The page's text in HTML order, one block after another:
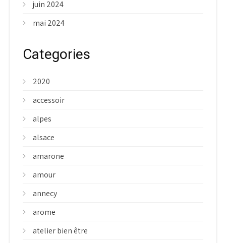
juin 2024
mai 2024
Categories
2020
accessoir
alpes
alsace
amarone
amour
annecy
arome
atelier bien être